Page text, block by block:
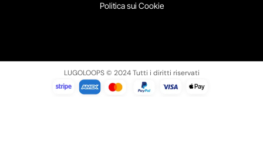
Politica sui Cookie
LUGOLOOPS © 2024 Tutti i diritti riservati